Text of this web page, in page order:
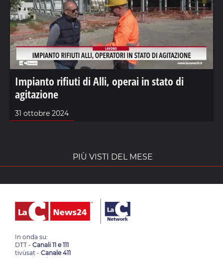
Impianto rifiuti di Alli, operai in stato di
agitazione
31 ottobre 2024
PIÙ VISTI DEL MESE
In onda su:
DTT - Canali 11 e 111
tivùsat - Canale 411